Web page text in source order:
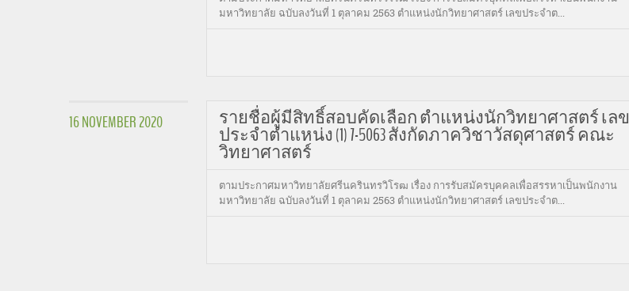
มหาวิทยาลัย ฉบับลงวันที่ 1 ตุลาคม 2563 ตำแหน่งนักวิทยาศาสตร์ เลขประจำต...
16 NOVEMBER 2020 รายชื่อผู้มีสิทธิ์สอบคัดเลือก ตำแหน่งนักวิทยาศาสตร์ เลข
ประจำตำแหน่ง (1) 7-5063 สังกัดภาควิชาวัสดุศาสตร์ คณะ
วิทยาศาสตร์
ตามประกาศมหาวิทยาลัยศรีนครินทรวิโรฒ เรื่อง การรับสมัครบุคคลเพื่อสรรหาเป็นพนักงาน
มหาวิทยาลัย ฉบับลงวันที่ 1 ตุลาคม 2563 ตำแหน่งนักวิทยาศาสตร์ เลขประจำต...